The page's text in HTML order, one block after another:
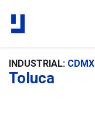
INDUSTRIAL: CDMX
Toluca